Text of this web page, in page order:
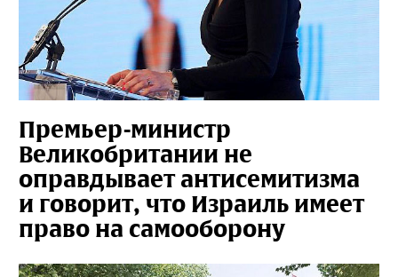
Премьер-министр
Великобритании не
оправдывает антисемитизма
и говорит, что Израиль имеет
право на самооборону